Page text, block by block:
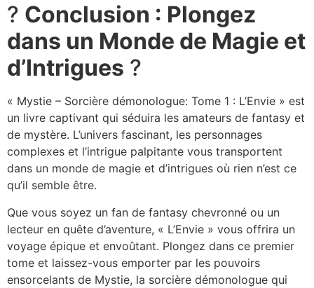
? Conclusion : Plongez
dans un Monde de Magie et
d’Intrigues ?
« Mystie – Sorcière démonologue: Tome 1 : L’Envie » est
un livre captivant qui séduira les amateurs de fantasy et
de mystère. L’univers fascinant, les personnages
complexes et l’intrigue palpitante vous transportent
dans un monde de magie et d’intrigues où rien n’est ce
qu’il semble être.
Que vous soyez un fan de fantasy chevronné ou un
lecteur en quête d’aventure, « L’Envie » vous offrira un
voyage épique et envoûtant. Plongez dans ce premier
tome et laissez-vous emporter par les pouvoirs
ensorcelants de Mystie, la sorcière démonologue qui